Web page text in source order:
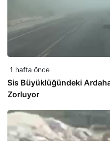
1 hafta önce
Sis Büyüklüğündeki
Zorluyor